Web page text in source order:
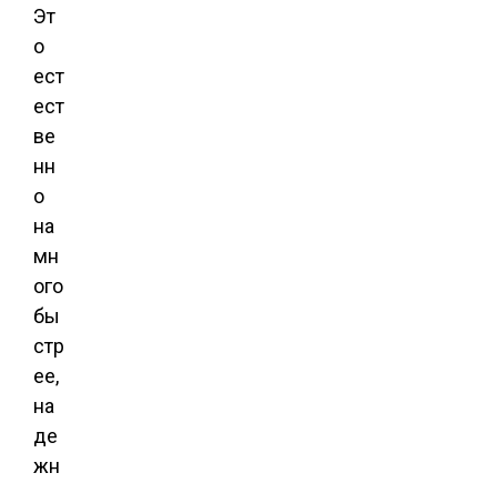
Эт
о
ест
ест
ве
нн
о
на
мн
ого
бы
стр
ее,
на
де
жн